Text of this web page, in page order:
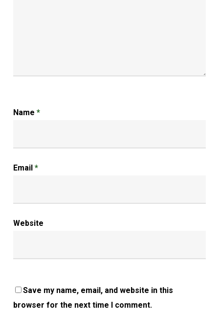
Name *
Email *
Website
Save my name, email, and website in this
browser for the next time I comment.